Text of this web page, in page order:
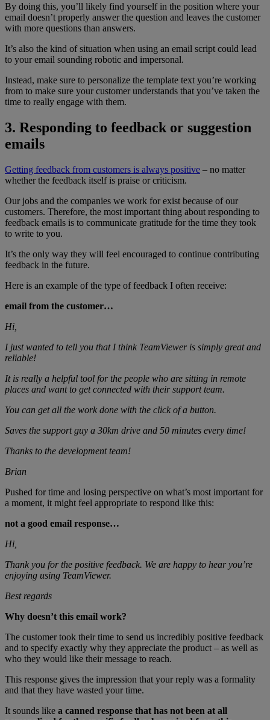
By doing this, you’ll likely find yourself in the position where your
email doesn’t properly answer the question and leaves the customer
with more questions than answers.
It’s also the kind of situation when using an email script could lead
to your email sounding robotic and impersonal.
Instead, make sure to personalize the template text you’re working
from to make sure your customer understands that you’ve taken the
time to really engage with them.
3. Responding to feedback or suggestion
emails
Getting feedback from customers is always positive – no matter
whether the feedback itself is praise or criticism.
Our jobs and the companies we work for exist because of our
customers. Therefore, the most important thing about responding to
feedback emails is to communicate gratitude for the time they took
to write to you.
It’s the only way they will feel encouraged to continue contributing
feedback in the future.
Here is an example of the type of feedback I often receive:
email from the customer…
Hi,
I just wanted to tell you that I think TeamViewer is simply great and
reliable!
It is really a helpful tool for the people who are sitting in remote
places and want to get connected with their support team.
You can get all the work done with the click of a button.
Saves the support guy a 30km drive and 50 minutes every time!
Thanks to the development team!
Brian
Pushed for time and losing perspective on what’s most important for
a moment, it might feel appropriate to respond like this:
not a good email response…
Hi,
Thank you for the positive feedback. We are happy to hear you’re
enjoying using TeamViewer.
Best regards
Why doesn’t this email work?
The customer took their time to send us incredibly positive feedback
and to specify exactly why they appreciate the product – as well as
who they would like their message to reach.
This response gives the impression that your reply was a formality
and that they have wasted your time.
It sounds like a canned response that has not been at all